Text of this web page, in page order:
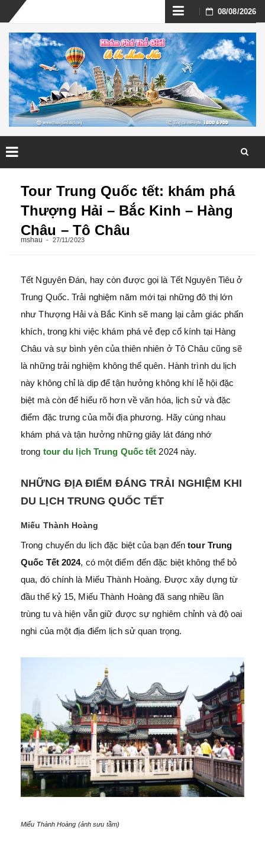
Skip
to
content
08/08/2026
Tour Trung Quốc tết: khám phá
Thượng Hải – Bắc Kinh – Hàng
Châu – Tô Châu
mshau 27/11/2023
Tết Nguyên Đán, hay còn được gọi là Tết Nguyên Tiêu ở
Trung Quốc. Trải nghiệm năm mới tại những đô thị lớn
như Thượng Hải và Bắc Kinh sẽ mang lại cảm giác phấn
khích, trong khi việc khám phá vẻ đẹp cổ kính tại Hàng
Châu và sự bình yên của thiên nhiên ở Tô Châu cũng sẽ
là những trải nghiệm không thể quên. Hành trình du lịch
này không chỉ là dịp để tận hưởng không khí lễ hội đặc
biệt mà còn để hiểu rõ hơn về văn hóa, lịch sử và đặc
điểm đặc trưng của mỗi địa phương. Hãy cùng nhau
khám phá và tận hưởng những giây lát đáng nhớ
trong tour du lịch Trung Quốc tết 2024 này.
NHỮNG ĐỊA ĐIỂM ĐÁNG TRẢI NGHIỆM KHI
DU LỊCH TRUNG QUỐC TẾT
Miếu Thành Hoàng
Trong chuyến du lịch đặc biệt của bạn đến tour Trung
Quốc Tết 2024, có một điểm đến đặc biệt không thể bỏ
qua, đó chính là Miếu Thành Hoàng. Được xây dựng từ
đầu thế kỷ 15, Miếu Thành Hoàng đã sang nhiều lần
trùng tu và hiện vẫn giữ được sự nghiêm chỉnh và độ oai
nghi của một địa điểm lịch sử quan trọng.
Miếu Thành Hoàng (ảnh sưu tầm)